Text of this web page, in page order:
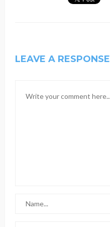
LEAVE A RESPONSE